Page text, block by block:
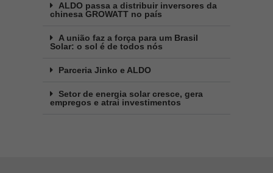
ALDO passa a distribuir inversores da
chinesa GROWATT no país
A união faz a força para um Brasil
Solar: o sol é de todos nós
Parceria Jinko e ALDO
Setor de energia solar cresce, gera
empregos e atrai investimentos